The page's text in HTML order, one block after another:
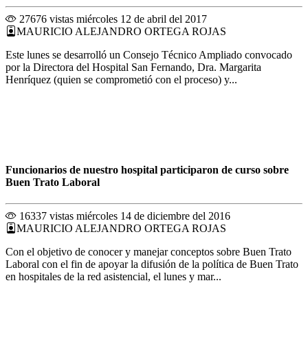
27676 vistas miércoles 12 de abril del 2017
MAURICIO ALEJANDRO ORTEGA ROJAS
Este lunes se desarrolló un Consejo Técnico Ampliado convocado
por la Directora del Hospital San Fernando, Dra. Margarita
Henríquez (quien se comprometió con el proceso) y...
Funcionarios de nuestro hospital participaron de curso sobre
Buen Trato Laboral
16337 vistas miércoles 14 de diciembre del 2016
MAURICIO ALEJANDRO ORTEGA ROJAS
Con el objetivo de conocer y manejar conceptos sobre Buen Trato
Laboral con el fin de apoyar la difusión de la política de Buen Trato
en hospitales de la red asistencial, el lunes y mar...